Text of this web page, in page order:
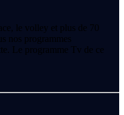
le volley et plus de 70
nos programmes
Le programme Tv de ce